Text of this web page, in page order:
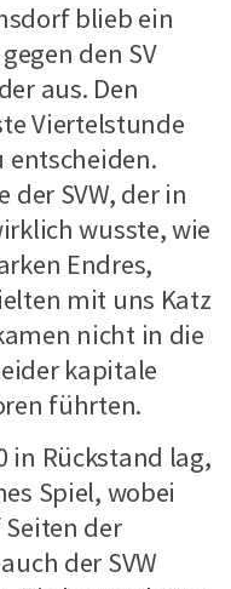
blieb ein
den SV
aus. Den
Viertelstunde
entscheiden.
SVW, der in
wusste, wie
Endres,
mit uns Katz
nicht in die
kapitale
führten.
in Rückstand lag,
Spiel, wobei
der
der SVW